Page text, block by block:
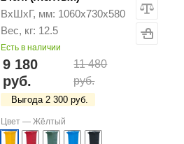
ВхШхГ, мм: 1060х730х580
Вес, кг: 12.5
Есть в наличии
9 180
руб.
11 480
руб.
Выгода 2 300 руб.
Цвет — Жёлтый